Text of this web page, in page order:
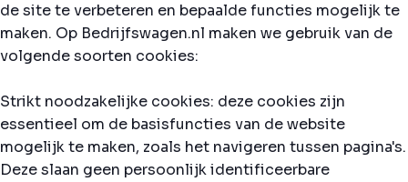
de site te verbeteren en bepaalde functies mogelijk te
maken. Op Bedrijfswagen.nl maken we gebruik van de
volgende soorten cookies:
Strikt noodzakelijke cookies: deze cookies zijn
essentieel om de basisfuncties van de website
mogelijk te maken, zoals het navigeren tussen pagina's.
Deze slaan geen persoonlijk identificeerbare